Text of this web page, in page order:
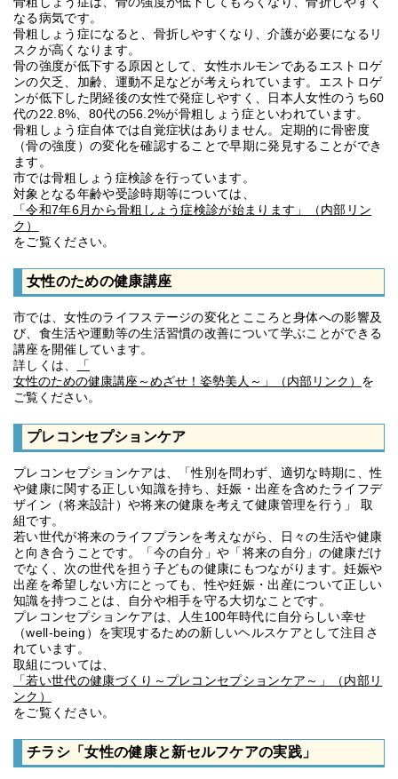
なる病気です。
骨粗しょう症になると、骨折しやすくなり、介護が必要になるリ
スクが高くなります。
骨の強度が低下する原因として、女性ホルモンであるエストロゲ
ンの欠乏、加齢、運動不足などが考えられています。エストロゲ
ンが低下した閉経後の女性で発症しやすく、日本人女性のうち60
代の22.8%、80代の56.2%が骨粗しょう症といわれています。
骨粗しょう症自体では自覚症状はありません。定期的に骨密度
（骨の強度）の変化を確認することで早期に発見することができ
ます。
市では骨粗しょう症検診を行っています。
対象となる年齢や受診時期等については、
「令和7年6月から骨粗しょう症検診が始まります」（内部リン
ク）
をご覧ください。
女性のための健康講座
市では、女性のライフステージの変化とこころと身体への影響及
び、食生活や運動等の生活習慣の改善について学ぶことができる
講座を開催しています。
詳しくは、
「
女性のための健康講座～めざせ！姿勢美人～」（内部リンク） を
ご覧ください。
プレコンセプションケア
プレコンセプションケアは、「性別を問わず、適切な時期に、性
や健康に関する正しい知識を持ち、妊娠・出産を含めたライフデ
ザイン（将来設計）や将来の健康を考えて健康管理を行う」 取
組です。
若い世代が将来のライフプランを考えながら、日々の生活や健康
と向き合うことです。「今の自分」や「将来の自分」の健康だけ
でなく、次の世代を担う子どもの健康にもつながります。妊娠や
出産を希望しない方にとっても、性や妊娠・出産について正しい
知識を持つことは、自分や相手を守る大切なことです。
プレコンセプションケアは、人生100年時代に自分らしい幸せ
（well-being）を実現するための新しいヘルスケアとして注目さ
れています。
取組については、
「若い世代の健康づくり～プレコンセプションケア～」（内部リ
ンク）
をご覧ください。
チラシ「女性の健康と新セルフケアの実践」